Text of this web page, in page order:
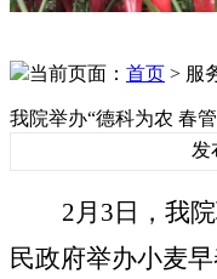
当前页面： 首页 > 服
我院举办“德科为农 春
发
2月3日，我
民政府举办小麦